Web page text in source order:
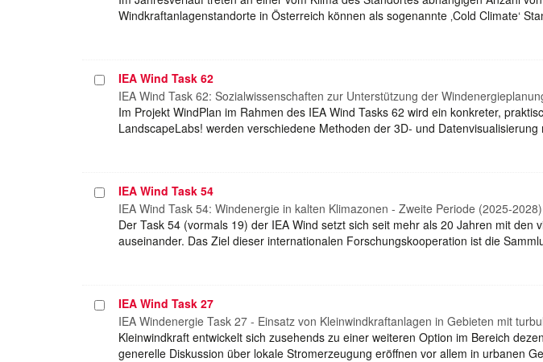
Windkraftanlagenstandorte in Österreich können als sogenannte ‚Cold Climate‘
Projekt
auswählen
IEA Wind Task 62
IEA Wind Task 62: Sozialwissenschaften zur Unterstützung der
Im Projekt WindPlan im Rahmen des IEA Wind Tasks 62 wird ein konkreter,
LandscapeLabs! werden verschiedene Methoden der 3D- und
Projekt
auswählen
IEA Wind Task 54
IEA Wind Task 54: Windenergie in kalten Klimazonen - Zweite Periode (2025-2028)
Der Task 54 (vormals 19) der IEA Wind setzt sich seit mehr als 20 Jahren mit
auseinander. Das Ziel dieser internationalen Forschungskooperation ist die
Projekt
auswählen
IEA Wind Task 27
IEA Windenergie Task 27 - Einsatz von Kleinwindkraftanlagen in Gebieten mit
Kleinwindkraft entwickelt sich zusehends zu einer weiteren Option im Bereich
generelle Diskussion über lokale Stromerzeugung eröffnen vor allem in urbanen